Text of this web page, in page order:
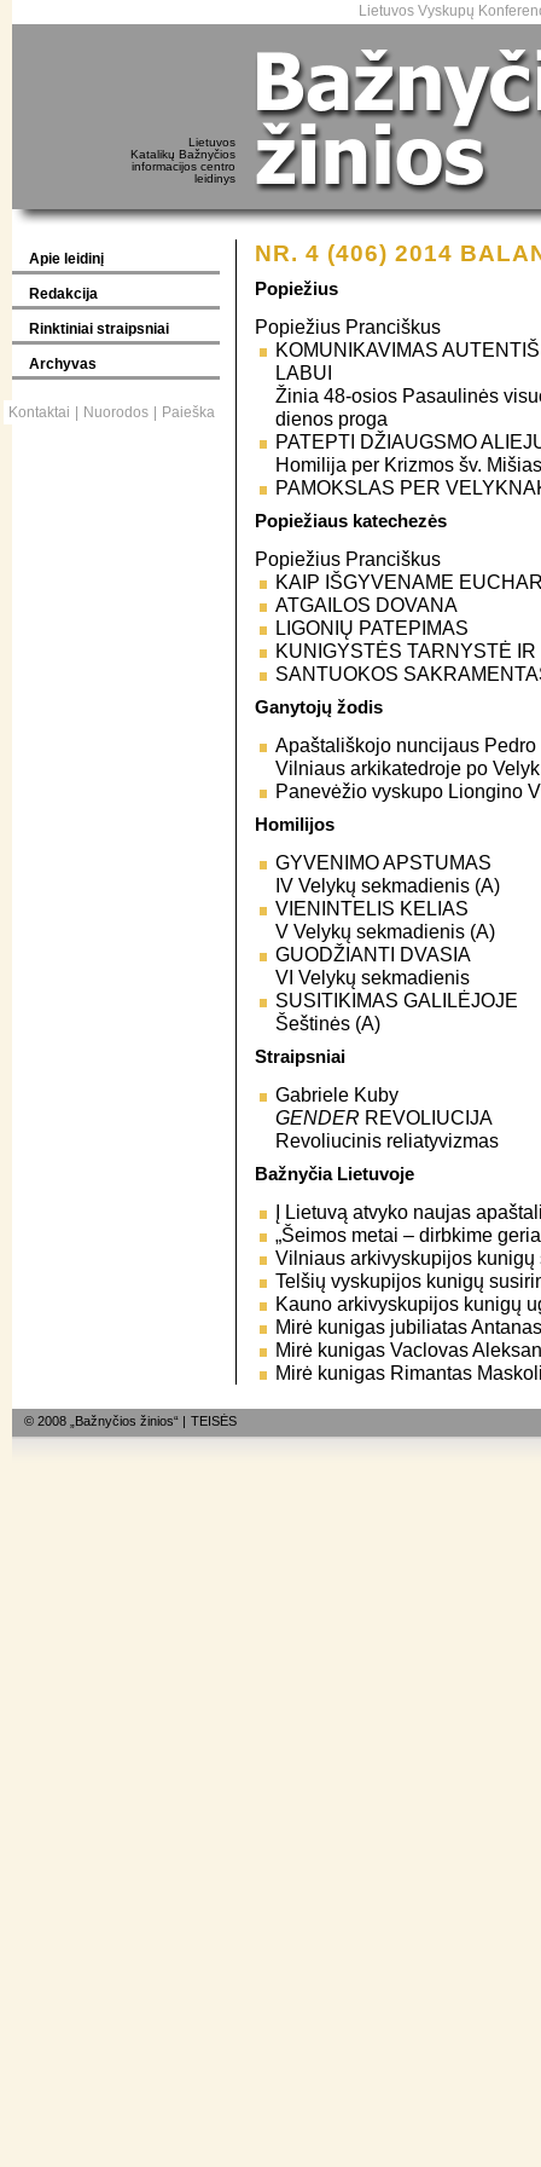
Lietuvos Vyskupų
Lietuvos
Katalikų Bažnyčios
informacijos centro
leidinys
Apie leidinį
Redakcija
Rinktiniai straipsniai
Archyvas
Kontaktai Nuorodos Paieška
NR. 4 (406) 2014
Popiežius
Popiežius Pranciškus
KOMUNIKAVIMAS
LABUI
Žinia 48-osios Pasaulinės
dienos proga
PATEPTI DŽIAUGSMO
Homilija per Krizmos šv. Mišias
PAMOKSLAS PER
Popiežiaus katechezės
Popiežius Pranciškus
KAIP IŠGYVENAME
ATGAILOS DOVANA
LIGONIŲ PATEPIMAS
KUNIGYSTĖS TARNYSTĖ
SANTUOKOS
Ganytojų žodis
Apaštališkojo nuncijaus
Vilniaus arkikatedroje po
Panevėžio vyskupo Liongino
Homilijos
GYVENIMO APSTUMAS
IV Velykų sekmadienis (A)
VIENINTELIS KELIAS
V Velykų sekmadienis (A)
GUODŽIANTI DVASIA
VI Velykų sekmadienis
SUSITIKIMAS GALILĖJOJE
Šeštinės (A)
Straipsniai
Gabriele Kuby
GENDER REVOLIUCIJA
Revoliucinis reliatyvizmas
Bažnyčia Lietuvoje
Į Lietuvą atvyko naujas
„Šeimos metai – dirbkime
Vilniaus arkivyskupijos kunigų
Telšių vyskupijos kunigų
Kauno arkivyskupijos kunigų
Mirė kunigas jubiliatas
Mirė kunigas Vaclovas
Mirė kunigas Rimantas
© 2008 „Bažnyčios žinios“ | TEISĖS